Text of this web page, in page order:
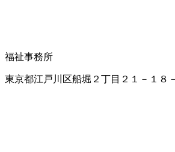
福祉事務所
東京都江戸川区船堀２丁目２１－１８